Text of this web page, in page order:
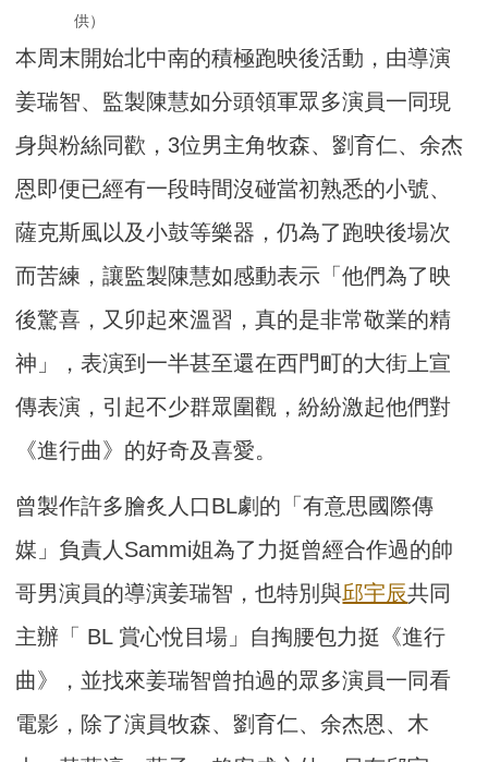
供）
本周末開始北中南的積極跑映後活動，由導演
姜瑞智、監製陳慧如分頭領軍眾多演員一同現
身與粉絲同歡，3位男主角牧森、劉育仁、余杰
恩即便已經有一段時間沒碰當初熟悉的小號、
薩克斯風以及小鼓等樂器，仍為了跑映後場次
而苦練，讓監製陳慧如感動表示「他們為了映
後驚喜，又卯起來溫習，真的是非常敬業的精
神」，表演到一半甚至還在西門町的大街上宣
傳表演，引起不少群眾圍觀，紛紛激起他們對
《進行曲》的好奇及喜愛。
曾製作許多膾炙人口BL劇的「有意思國際傳
媒」負責人Sammi姐為了力挺曾經合作過的帥
哥男演員的導演姜瑞智，也特別與邱宇辰共同
主辦「 BL 賞心悅目場」自掏腰包力挺《進行
曲》，並找來姜瑞智曾拍過的眾多演員一同看
電影，除了演員牧森、劉育仁、余杰恩、木